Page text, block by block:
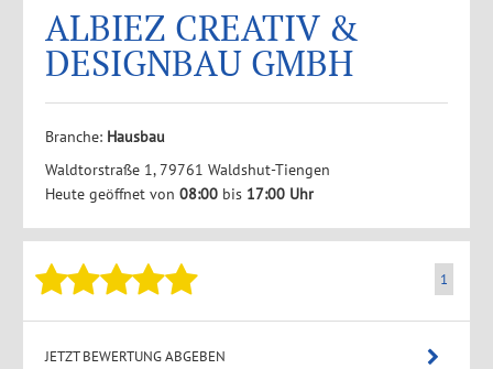
ALBIEZ CREATIV &
DESIGNBAU GMBH
Branche: Hausbau
Waldtorstraße 1, 79761 Waldshut-Tiengen
Heute geöffnet von 08:00bis 17:00 Uhr
1
JETZT BEWERTUNG ABGEBEN